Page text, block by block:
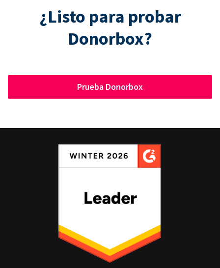
¿Listo para probar
Donorbox?
Prueba Donorbox